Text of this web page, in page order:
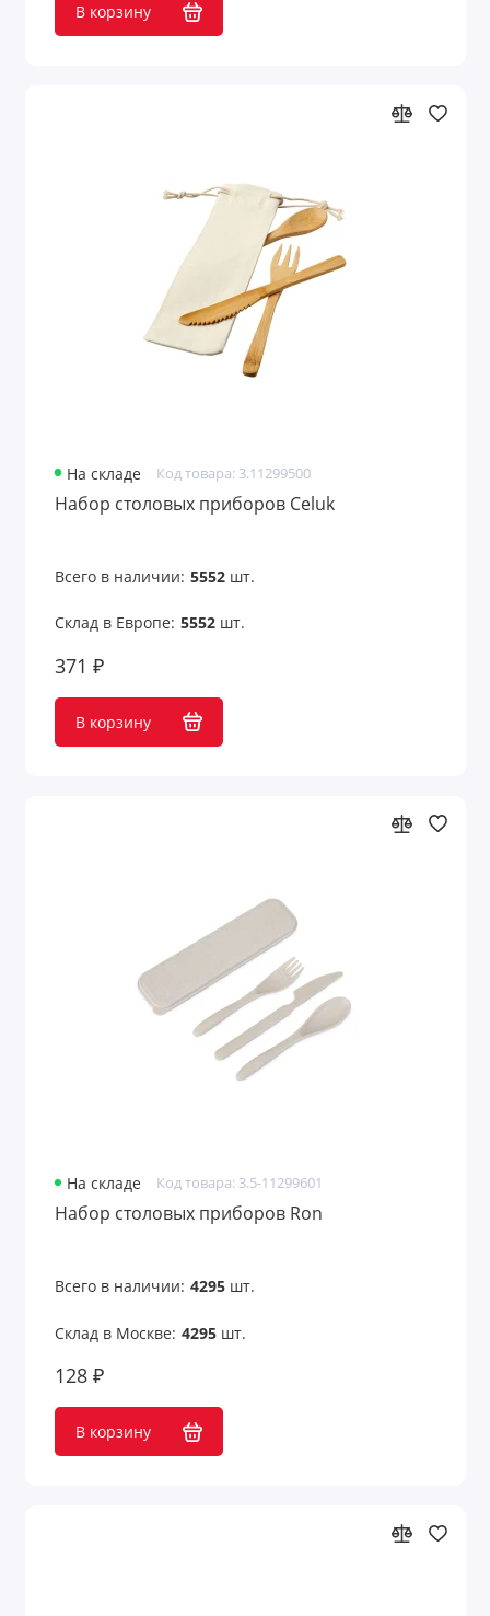
В корзину
На складе Код товара: 3.11299500
Набор столовых приборов Celuk
Всего в наличии: 5552шт.
Склад в Европе: 5552шт.
371 ₽
В корзину
На складе Код товара: 3.5-11299601
Набор столовых приборов Ron
Всего в наличии: 4295шт.
Склад в Москве: 4295шт.
128 ₽
В корзину